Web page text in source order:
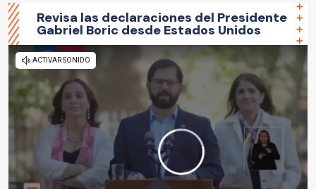
Revisa las declaraciones del Presidente
Gabriel Boric desde Estados Unidos